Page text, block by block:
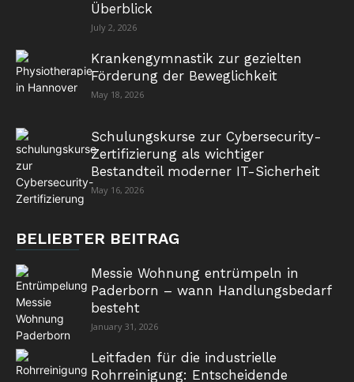
Überblick
July 2, 2026
Krankengymnastik zur gezielten
Förderung der Beweglichkeit
May 18, 2026
Schulungskurse zur Cybersecurity-
Zertifizierung als wichtiger
Bestandteil moderner IT-Sicherheit
May 16, 2026
BELIEBTER BEITRAG
Messie Wohnung entrümpeln in
Paderborn – wann Handlungsbedarf
besteht
January 31, 2026
Leitfaden für die industrielle
Rohrreinigung: Entscheidende